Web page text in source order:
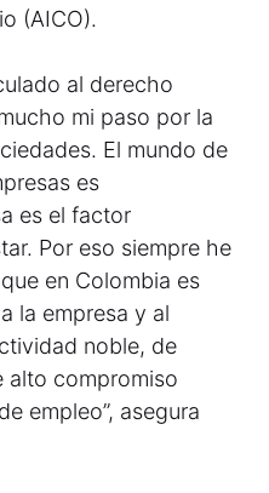
(AICO).
al derecho
mi paso por la
El mundo de
es
es el factor
Por eso siempre he
en Colombia es
la empresa y al
noble, de
alto compromiso
empleo”, asegura